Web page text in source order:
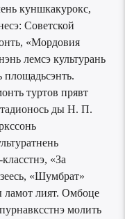
куншкакурокс,
Советской
«Мордовия
лемсэ культурань
площадьсэнть.
туртов прявт
ды Н. П.
«За
«Шумбрат»
ламот лият. Омбоце
молить